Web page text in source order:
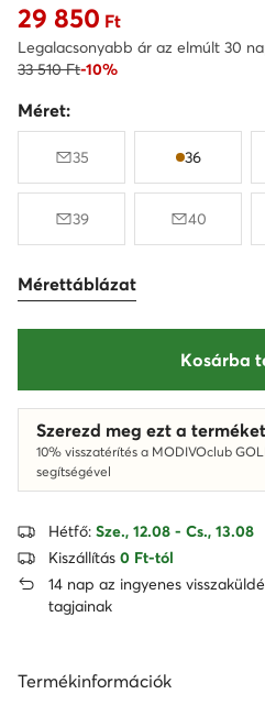
Aktuális ár 29 850 Ft
29 850 Ft
Legalacsonyabb ár az elmúlt 30
33 510 Ft-10%
Méret:
35 36
39 40
Mérettáblázat
Kosárba
Szerezd meg ezt a terméket
10% visszatérítés a MODIVOclub
segítségével
Hétfő: Sze., 12.08 - Cs., 13.08
Kiszállítás 0 Ft-tól
14 nap az ingyenes
tagjainak
Termékinformációk